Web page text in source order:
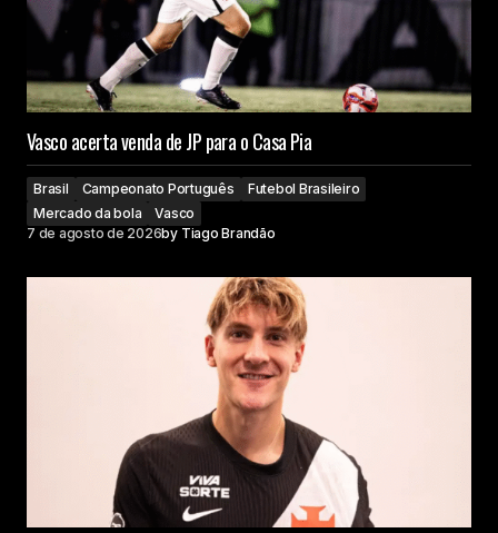
Vasco acerta venda de JP para o Casa Pia
Brasil Campeonato Português
Futebol Brasileiro
Mercado da bola
Vasco
7 de agosto de 2026by Tiago Brandão